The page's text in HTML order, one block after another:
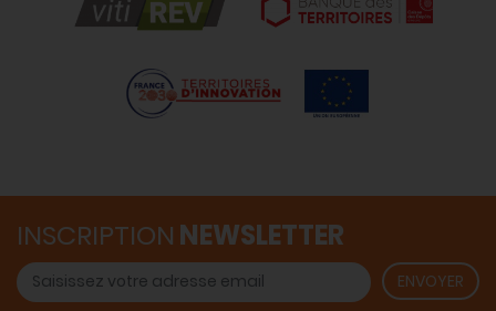
INSCRIPTION NEWSLETTER